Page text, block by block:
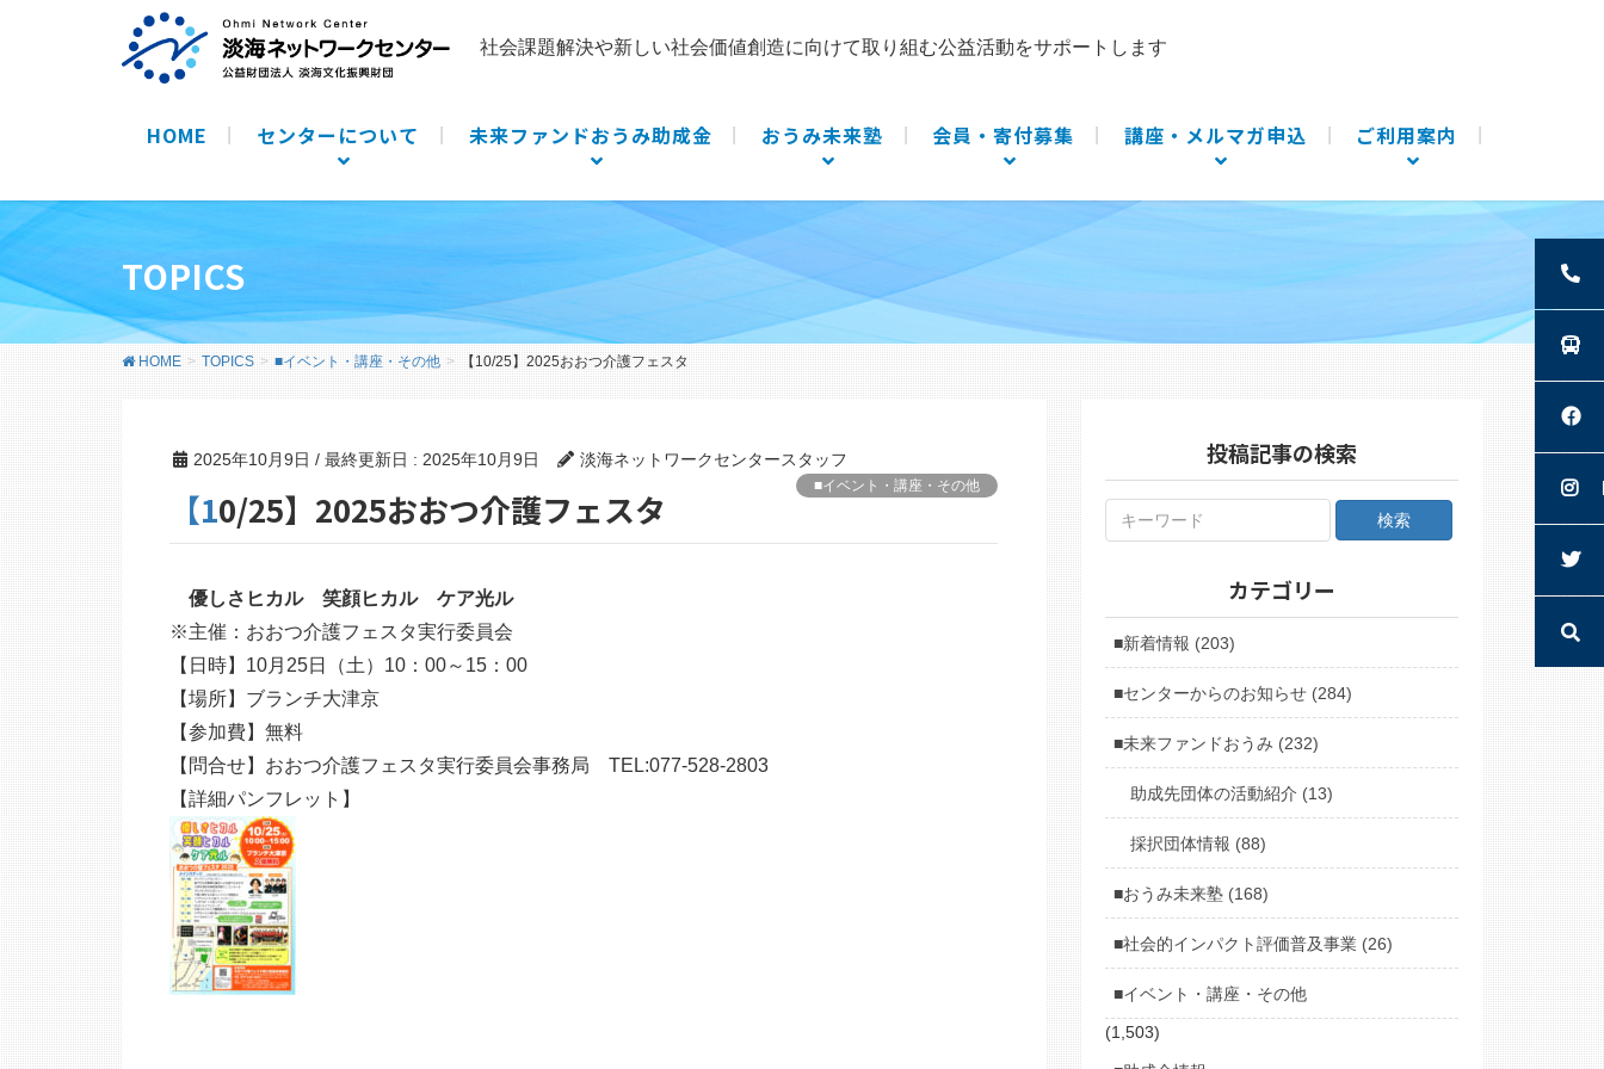
社会課題解決や新しい社会価値創造に向けて取り組む公益活動をサポートします
HOME センターについて 未来ファンドおうみ助成金 おうみ未来塾 会員・寄付募集 講座・メルマガ申込 ご利用案内
TOPICS
HOME TOPICS ■イベント・講座・その他 【10/25】2025おおつ介護フェスタ
2025年10月9日 / 最終更新日 : 2025年10月9日 淡海ネットワークセンタースタッフ
■イベント・講座・その他
【10/25】2025おおつ介護フェスタ
優しさヒカル 笑顔ヒカル ケア光ル
※主催：おおつ介護フェスタ実行委員会
【日時】10月25日（土）10：00～15：00
【場所】ブランチ大津京
【参加費】無料
【問合せ】おおつ介護フェスタ実行委員会事務局 TEL:077-528-2803
【詳細パンフレット】
投稿記事の検索
カテゴリー
■新着情報 (203)
■センターからのお知らせ (284)
■未来ファンドおうみ (232)
助成先団体の活動紹介 (13)
採択団体情報 (88)
■おうみ未来塾 (168)
■社会的インパクト評価普及事業 (26)
■イベント・講座・その他
(1,503)